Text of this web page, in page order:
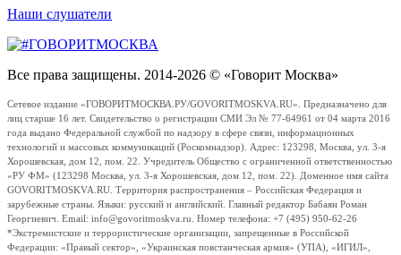
Наши слушатели
Все права защищены. 2014-2026 © «Говорит Москва»
Сетевое издание «ГОВОРИТМОСКВА.РУ/GOVORITMOSKVA.RU». Предназначено для
лиц старше 16 лет. Свидетельство о регистрации СМИ Эл № 77-64961 от 04 марта 2016
года выдано Федеральной службой по надзору в сфере связи, информационных
технологий и массовых коммуникаций (Роскомнадзор). Адрес: 123298, Москва, ул. 3-я
Хорошевская, дом 12, пом. 22. Учредитель Общество с ограниченной ответственностью
«РУ ФМ» (123298 Москва, ул. 3-я Хорошевская, дом 12, пом. 22). Доменное имя сайта
GOVORITMOSKVA.RU. Территория распространения – Российская Федерация и
зарубежные страны. Языки: русский и английский. Главный редактор Бабаян Роман
Георгиевич. Email: info@govoritmoskva.ru. Номер телефона: +7 (495) 950-62-26
*Экстремистские и террористические организации, запрещенные в Российской
Федерации: «Правый сектор», «Украинская повстанческая армия» (УПА), «ИГИЛ»,